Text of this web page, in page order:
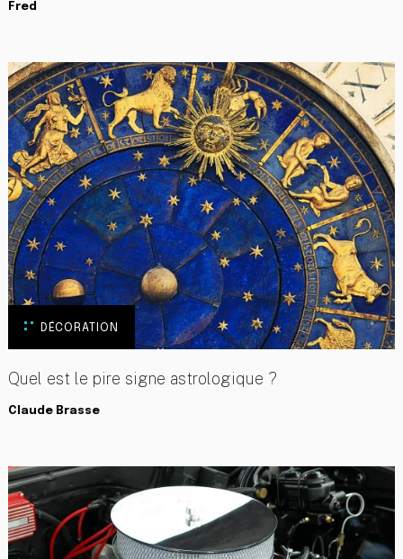
Fred
DÉCORATION
Quel est le pire signe astrologique ?
Claude Brasse